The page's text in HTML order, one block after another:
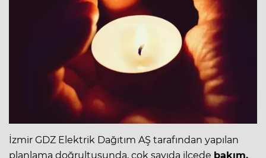
İzmir GDZ Elektrik Dağıtım AŞ tarafından yapılan
planlama doğrultusunda, çok sayıda ilçede bakım,